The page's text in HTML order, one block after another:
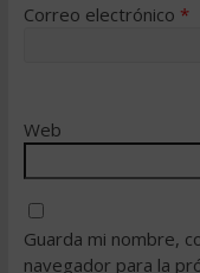
Correo electrónico *
Web
Guarda mi nombre,
navegador para la